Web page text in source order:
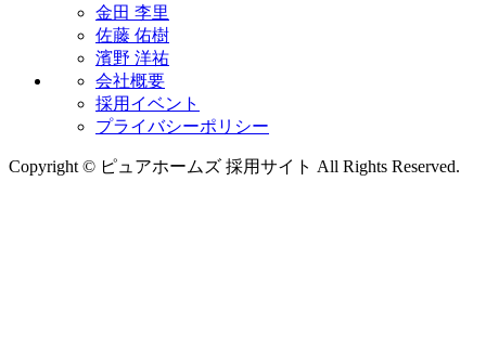
金田 李里
佐藤 佑樹
濱野 洋祐
会社概要
採用イベント
プライバシーポリシー
Copyright © ピュアホームズ 採用サイト All Rights Reserved.